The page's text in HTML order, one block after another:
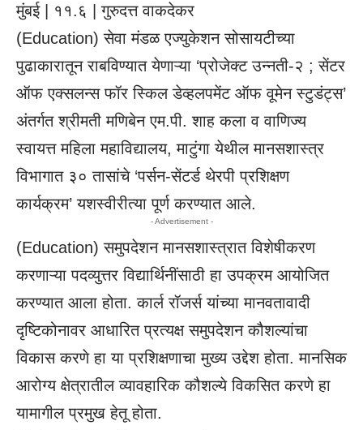
मुंबई | ११.६ | गुरुदत्त वाकदेकर
(Education) सेवा मंडळ एज्युकेशन सोसायटीच्या
पुढाकारातून राबविण्यात येणाऱ्या ‘प्रोजेक्ट उन्नती-२ ; सेंटर
ऑफ एक्सलन्स फॉर स्किल डेव्हलपमेंट ऑफ वूमेन स्टुडंट्स’
अंतर्गत श्रीमती मणिबेन एम.पी. शाह कला व वाणिज्य
स्वायत्त महिला महाविद्यालय, माटुंगा येथील मानसशास्त्र
विभागात ३० तासांचे ‘पर्सन-सेंटर्ड थेरपी प्रशिक्षण
कार्यक्रम’ यशस्वीरीत्या पूर्ण करण्यात आले.
- Advertisement -
(Education) समुपदेशन मानसशास्त्रात विशेषीकरण
करणाऱ्या पदव्युत्तर विद्यार्थिनींसाठी हा उपक्रम आयोजित
करण्यात आला होता. कार्ल रॉजर्स यांच्या मानवतावादी
दृष्टिकोनावर आधारित प्रत्यक्ष समुपदेशन कौशल्यांचा
विकास करणे हा या प्रशिक्षणाचा मुख्य उद्देश होता. मानसिक
आरोग्य क्षेत्रातील व्यावहारिक कौशल्ये विकसित करणे हा
यामागील प्रमुख हेतू होता.